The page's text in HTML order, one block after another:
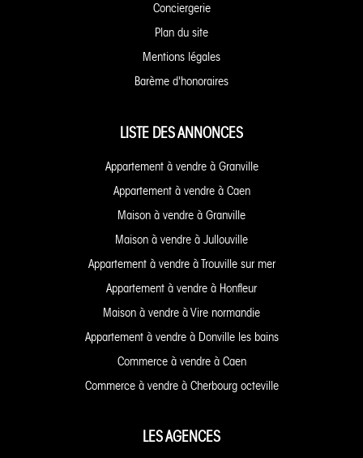
Conciergerie
Plan du site
Mentions légales
Barème d'honoraires
LISTE DES ANNONCES
Appartement à vendre à Granville
Appartement à vendre à Caen
Maison à vendre à Granville
Maison à vendre à Jullouville
Appartement à vendre à Trouville sur mer
Appartement à vendre à Honfleur
Maison à vendre à Vire normandie
Appartement à vendre à Donville les bains
Commerce à vendre à Caen
Commerce à vendre à Cherbourg octeville
LES AGENCES